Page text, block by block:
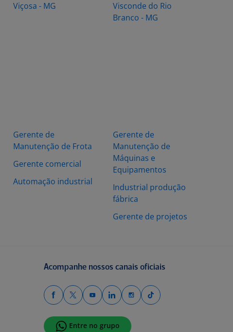
Viçosa - MG
Visconde do Rio
Branco - MG
Gerente de
Manutenção de Frota
Gerente comercial
Automação industrial
Gerente de
Manutenção de
Máquinas e
Equipamentos
Industrial produção
fábrica
Gerente de projetos
Acompanhe nossos canais oficiais
Entre no grupo